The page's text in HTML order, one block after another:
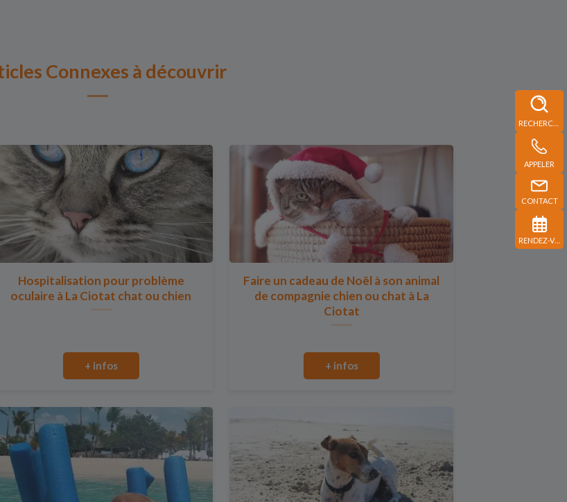
APPELER
CONTACT
RENDEZ-VOUS
Connexes à découvrir
Hospitalisation pour problème
oculaire à La Ciotat chat ou chien
+ infos
Faire un cadeau de Noël à son animal
de compagnie chien ou chat à La
Ciotat
+ infos